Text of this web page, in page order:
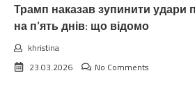
Трамп наказав зупинити удари
на п’ять днів: що відомо
khristina
23.03.2026
No Comments